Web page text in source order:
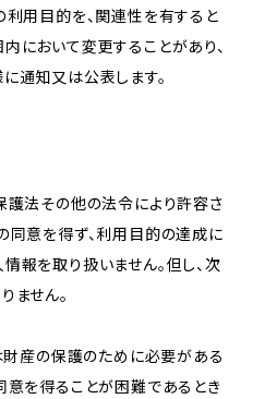
利用目的を、関連性を有すると
において変更することがあり、
通知又は公表します。
護法その他の法令により許容さ
同意を得ず、利用目的の達成に
報を取り扱いません。但し、次
ません。
財産の保護のために必要がある
意を得ることが困難であるとき